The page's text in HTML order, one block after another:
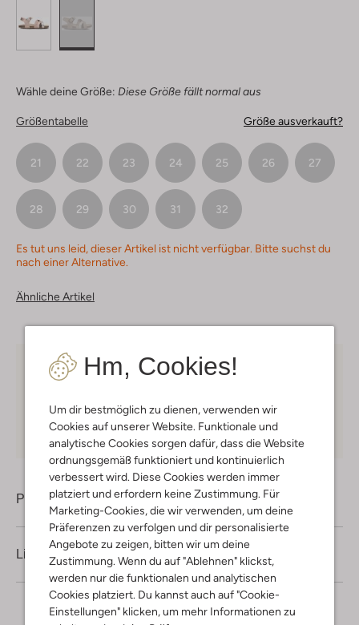
Hm, Cookies!
Um dir bestmöglich zu dienen, verwenden wir
Cookies auf unserer Website. Funktionale und
analytische Cookies sorgen dafür, dass die Website
ordnungsgemäß funktioniert und kontinuierlich
verbessert wird. Diese Cookies werden immer
platziert und erfordern keine Zustimmung. Für
Marketing-Cookies, die wir verwenden, um deine
Präferenzen zu verfolgen und dir personalisierte
Angebote zu zeigen, bitten wir um deine
Zustimmung. Wenn du auf "Ablehnen" klickst,
werden nur die funktionalen und analytischen
Cookies platziert. Du kannst auch auf "Cookie-
Einstellungen" klicken, um mehr Informationen zu
Wähle deine Größe: Diese Größe fällt normal aus
Größentabelle Größe ausverkauft?
21 22 23 24 25 26 27
28 29 30 31 32
Es tut uns leid, dieser Artikel ist nicht verfügbar. Bitte suchst du
nach einer Alternative.
Ähnliche Artikel
Kostenloser Versandab € 75 für Club-Omoda
Kauf auf Rechnung 30 Tagen Rückgaberecht
Produktinformation
Lieferung & Rückgabe